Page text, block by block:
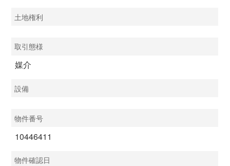
土地権利
取引態様
媒介
設備
物件番号
10446411
物件確認日